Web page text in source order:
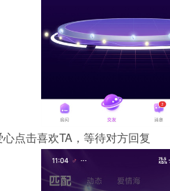
点击喜欢TA，等待对方回复